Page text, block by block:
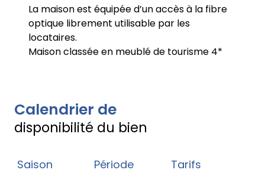
La maison est équipée d’un accès à la fibre
optique librement utilisable par les
locataires.
Maison classée en meublé de tourisme 4*
Calendrier de
disponibilité du bien
Saison Période Tarifs